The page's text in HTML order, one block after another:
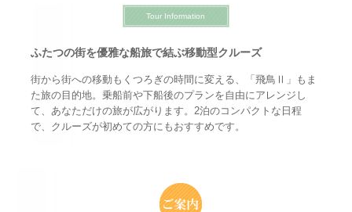
Tour Information
ふたつの街を優雅な船旅で結ぶ移動型クルーズ
街から街への移動もくつろぎの時間に変える、「飛鳥Ⅱ」もま
た旅の目的地。乗船前や下船後のプランを自由にアレンジし
て、あなただけの旅が広がります。2泊のコンパクトな日程
で、クルーズが初めての方にもおすすめです。